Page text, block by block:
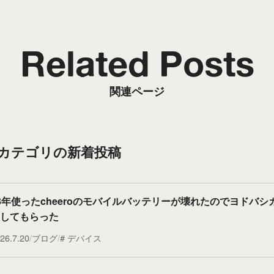
関連ページ
Related Posts
テゴリの新着投稿
使ったcheeroのモバイルバッテリーが壊れたのでヨドバシ
てもらった
ブログ デバイス